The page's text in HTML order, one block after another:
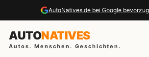
AutoNatives.de bei Google
AUTONATIVES
Autos. Menschen. Geschichten.